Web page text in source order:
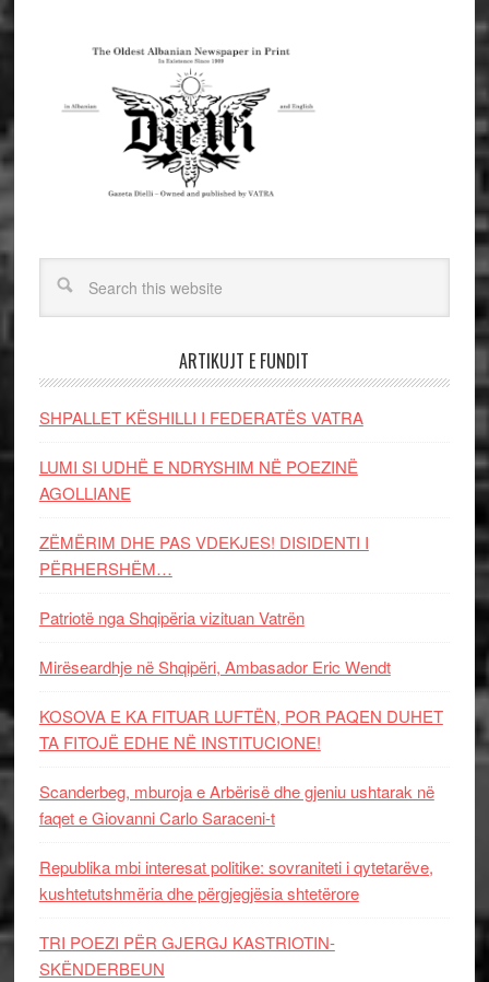
ARTIKUJT E FUNDIT
SHPALLET KËSHILLI I FEDERATËS VATRA
LUMI SI UDHË E NDRYSHIM NË POEZINË
AGOLLIANE
ZËMËRIM DHE PAS VDEKJES! DISIDENTI I
PËRHERSHËM…
Patriotë nga Shqipëria vizituan Vatrën
Mirëseardhje në Shqipëri, Ambasador Eric Wendt
KOSOVA E KA FITUAR LUFTËN, POR PAQEN DUHET
TA FITOJË EDHE NË INSTITUCIONE!
Scanderbeg, mburoja e Arbërisë dhe gjeniu ushtarak në
faqet e Giovanni Carlo Saraceni-t
Republika mbi interesat politike: sovraniteti i qytetarëve,
kushtetutshmëria dhe përgjegjësia shtetërore
TRI POEZI PËR GJERGJ KASTRIOTIN-
SKËNDERBEUN